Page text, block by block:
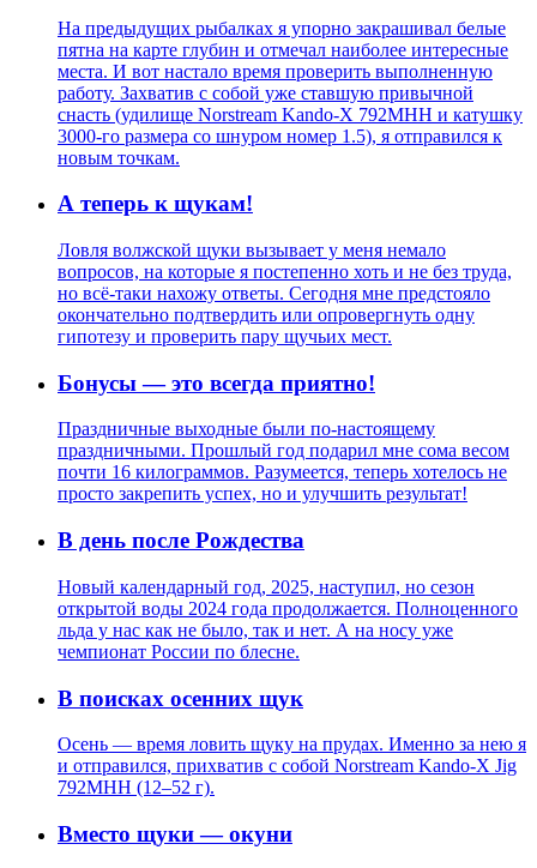
На предыдущих рыбалках я упорно закрашивал белые
пятна на карте глубин и отмечал наиболее интересные
места. И вот настало время проверить выполненную
работу. Захватив с собой уже ставшую привычной
снасть (удилище Norstream Kando-X 792MHH и катушку
3000-го размера со шнуром номер 1.5), я отправился к
новым точкам.
А теперь к щукам!
Ловля волжской щуки вызывает у меня немало
вопросов, на которые я постепенно хоть и не без труда,
но всё-таки нахожу ответы. Сегодня мне предстояло
окончательно подтвердить или опровергнуть одну
гипотезу и проверить пару щучьих мест.
Бонусы — это всегда приятно!
Праздничные выходные были по-настоящему
праздничными. Прошлый год подарил мне сома весом
почти 16 килограммов. Разумеется, теперь хотелось не
просто закрепить успех, но и улучшить результат!
В день после Рождества
Новый календарный год, 2025, наступил, но сезон
открытой воды 2024 года продолжается. Полноценного
льда у нас как не было, так и нет. А на носу уже
чемпионат России по блесне.
В поисках осенних щук
Осень — время ловить щуку на прудах. Именно за нею я
и отправился, прихватив с собой Norstream Kando-X Jig
792MHH (12–52 г).
Вместо щуки — окуни